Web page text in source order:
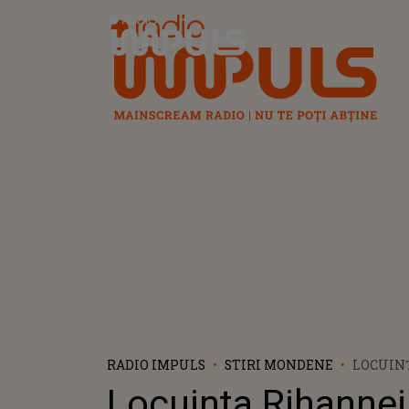
Radio Impuls
RADIO IMPULS STIRI MONDENE
POLIȚIE.